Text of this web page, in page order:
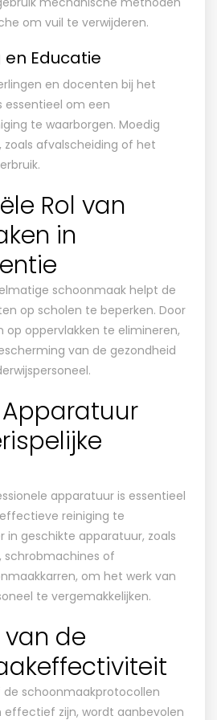
om vuil te verwijderen.
Educatie
en docenten bij het
essentieel om een
te waarborgen. Moedig
zoals afvalscheiding of het
Rol van
in
schoonmaak helpt de
op scholen te beperken. Door
op oppervlakken te elimineren,
van de gezondheid
apparatuur is essentieel
reiniging te
in geschikte apparatuur, zoals
schrobmachines of
om het werk van
te vergemakkelijken.
van de
schoonmaakprotocollen
effectief zijn, wordt aanbevolen